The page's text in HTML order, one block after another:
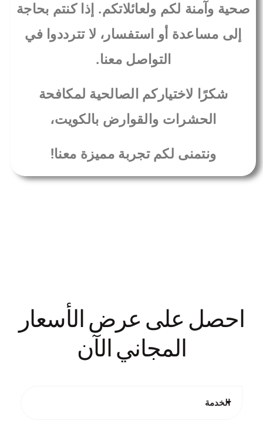
صحية وآمنة لكم ولعائلاتكم. إذا كنتم بحاجة
إلى مساعدة أو استفسار، لا تترددوا في
التواصل معنا.
شكرًا لاختياركم الصالحية لمكافحة
الحشرات والقوارض بالكويت،
ونتمنى لكم تجربة مميزة معنا!
احصل على عرض الأسعار
المجاني الآن